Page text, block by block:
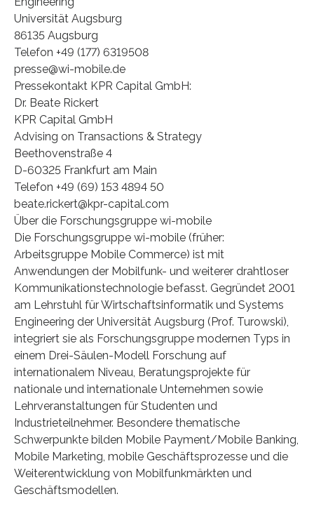
Universität Augsburg
86135 Augsburg
Telefon +49 (177) 6319508
presse@wi-mobile.de
Pressekontakt KPR Capital GmbH:
Dr. Beate Rickert
KPR Capital GmbH
Advising on Transactions & Strategy
Beethovenstraße 4
D-60325 Frankfurt am Main
Telefon +49 (69) 153 4894 50
beate.rickert@kpr-capital.com
Über die Forschungsgruppe wi-mobile
Die Forschungsgruppe wi-mobile (früher:
Arbeitsgruppe Mobile Commerce) ist mit
Anwendungen der Mobilfunk- und weiterer drahtloser
Kommunikationstechnologie befasst. Gegründet 2001
am Lehrstuhl für Wirtschaftsinformatik und Systems
Engineering der Universität Augsburg (Prof. Turowski),
integriert sie als Forschungsgruppe modernen Typs in
einem Drei-Säulen-Modell Forschung auf
internationalem Niveau, Beratungsprojekte für
nationale und internationale Unternehmen sowie
Lehrveranstaltungen für Studenten und
Industrieteilnehmer. Besondere thematische
Schwerpunkte bilden Mobile Payment/Mobile Banking,
Mobile Marketing, mobile Geschäftsprozesse und die
Weiterentwicklung von Mobilfunkmärkten und
Geschäftsmodellen.